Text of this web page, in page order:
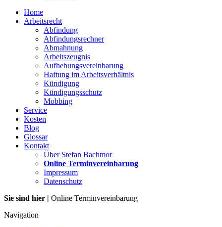
Home
Arbeitsrecht
Abfindung
Abfindungsrechner
Abmahnung
Arbeitszeugnis
Aufhebungsvereinbarung
Haftung im Arbeitsverhältnis
Kündigung
Kündigungsschutz
Mobbing
Service
Kosten
Blog
Glossar
Kontakt
Über Stefan Bachmor
Online Terminvereinbarung
Impressum
Datenschutz
Sie sind hier | Online Terminvereinbarung
Navigation